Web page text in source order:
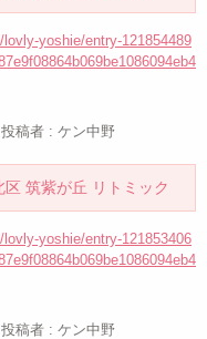
yoshie/entry-121854489
投稿者 : ケン中野
筑紫が丘 リトミック
yoshie/entry-121853406
投稿者 : ケン中野